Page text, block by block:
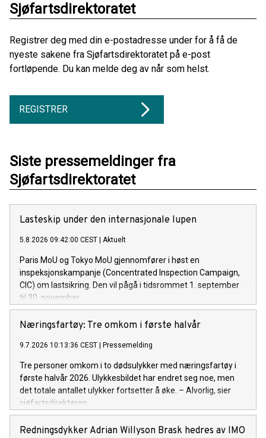
Sjøfartsdirektoratet
Registrer deg med din e-postadresse under for å få de
nyeste sakene fra Sjøfartsdirektoratet på e-post
fortløpende. Du kan melde deg av når som helst.
REGISTRER
Siste pressemeldinger fra
Sjøfartsdirektoratet
Lasteskip under den internasjonale lupen
5.8.2026 09:42:00 CEST Aktuelt
Paris MoU og Tokyo MoU gjennomfører i høst en
inspeksjonskampanje (Concentrated Inspection Campaign,
CIC) om lastsikring. Den vil pågå i tidsrommet 1. september
til 30. november.
Næringsfartøy: Tre omkom i første halvår
9.7.2026 10:13:36 CEST Pressemelding
Tre personer omkom i to dødsulykker med næringsfartøy i
første halvår 2026. Ulykkesbildet har endret seg noe, men
det totale antallet ulykker fortsetter å øke. – Alvorlig, sier
sjøfartsdirektøren.
Redningsdykker Adrian Willyson Brask hedres av IMO